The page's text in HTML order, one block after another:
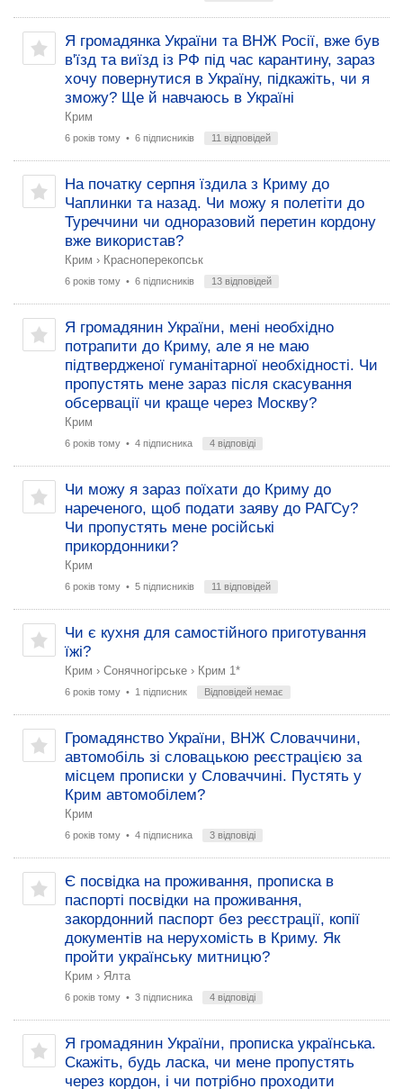
Я громадянка України та ВНЖ Росії, вже був
в'їзд та виїзд із РФ під час карантину, зараз
хочу повернутися в Україну, підкажіть, чи я
зможу? Ще й навчаюсь в Україні
Крим
6 років тому • 6 підписників 11 відповідей
На початку серпня їздила з Криму до
Чаплинки та назад. Чи можу я полетіти до
Туреччини чи одноразовий перетин кордону
вже використав?
Крим › Красноперекопськ
6 років тому • 6 підписників 13 відповідей
Я громадянин України, мені необхідно
потрапити до Криму, але я не маю
підтвердженої гуманітарної необхідності. Чи
пропустять мене зараз після скасування
обсервації чи краще через Москву?
Крим
6 років тому • 4 підписника 4 відповіді
Чи можу я зараз поїхати до Криму до
нареченого, щоб подати заяву до РАГСу?
Чи пропустять мене російські
прикордонники?
Крим
6 років тому • 5 підписників 11 відповідей
Чи є кухня для самостійного приготування
їжі?
Крим › Сонячногірське › Крим 1*
6 років тому • 1 підписник Відповідей немає
Громадянство України, ВНЖ Словаччини,
автомобіль зі словацькою реєстрацією за
місцем прописки у Словаччині. Пустять у
Крим автомобілем?
Крим
6 років тому • 4 підписника 3 відповіді
Є посвідка на проживання, прописка в
паспорті посвідки на проживання,
закордонний паспорт без реєстрації, копії
документів на нерухомість в Криму. Як
пройти українську митницю?
Крим › Ялта
6 років тому • 3 підписника 4 відповіді
Я громадянин України, прописка українська.
Скажіть, будь ласка, чи мене пропустять
через кордон, і чи потрібно проходити